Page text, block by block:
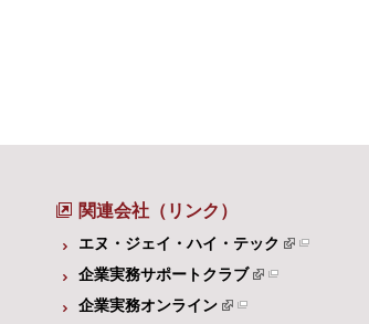
関連会社（リンク）
エヌ・ジェイ・ハイ・テック
企業実務サポートクラブ
企業実務オンライン